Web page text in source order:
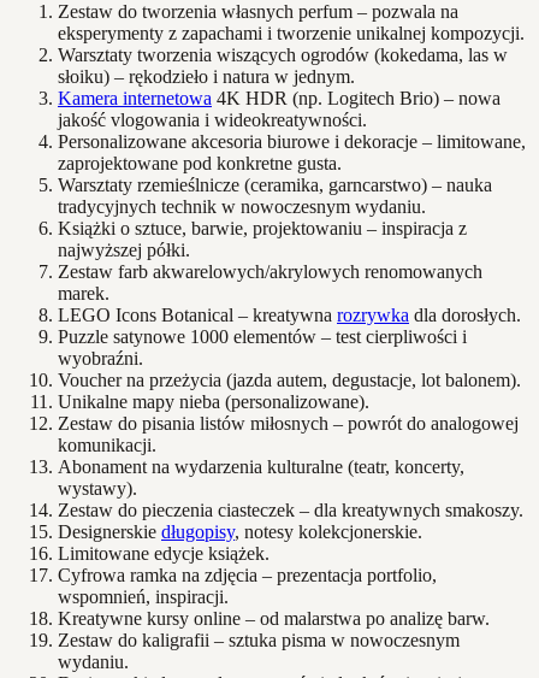
Zestaw do tworzenia własnych perfum – pozwala na
eksperymenty z zapachami i tworzenie unikalnej kompozycji.
Warsztaty tworzenia wiszących ogrodów (kokedama, las w
słoiku) – rękodzieło i natura w jednym.
Kamera internetowa 4K HDR (np. Logitech Brio) – nowa
jakość vlogowania i wideokreatywności.
Personalizowane akcesoria biurowe i dekoracje – limitowane,
zaprojektowane pod konkretne gusta.
Warsztaty rzemieślnicze (ceramika, garncarstwo) – nauka
tradycyjnych technik w nowoczesnym wydaniu.
Książki o sztuce, barwie, projektowaniu – inspiracja z
najwyższej półki.
Zestaw farb akwarelowych/akrylowych renomowanych
marek.
LEGO Icons Botanical – kreatywna rozrywka dla dorosłych.
Puzzle satynowe 1000 elementów – test cierpliwości i
wyobraźni.
Voucher na przeżycia (jazda autem, degustacje, lot balonem).
Unikalne mapy nieba (personalizowane).
Zestaw do pisania listów miłosnych – powrót do analogowej
komunikacji.
Abonament na wydarzenia kulturalne (teatr, koncerty,
wystawy).
Zestaw do pieczenia ciasteczek – dla kreatywnych smakoszy.
Designerskie długopisy, notesy kolekcjonerskie.
Limitowane edycje książek.
Cyfrowa ramka na zdjęcia – prezentacja portfolio,
wspomnień, inspiracji.
Kreatywne kursy online – od malarstwa po analizę barw.
Zestaw do kaligrafii – sztuka pisma w nowoczesnym
wydaniu.